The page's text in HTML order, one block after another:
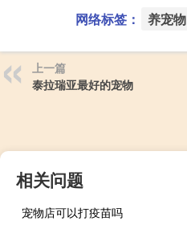
网络标签： 养宠物
上一篇
泰拉瑞亚最好的宠物
相关问题
宠物店可以打疫苗吗